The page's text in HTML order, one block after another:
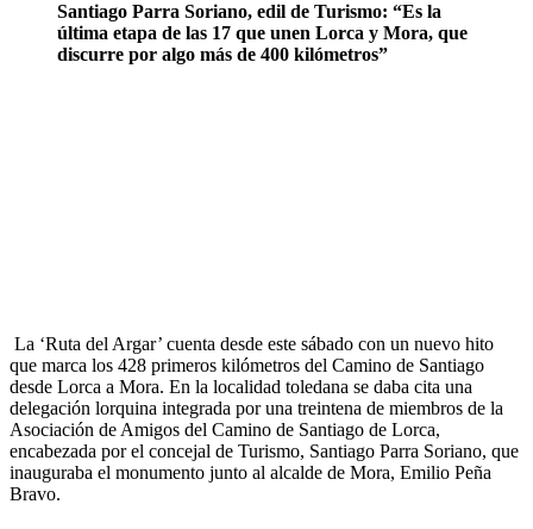
Santiago Parra Soriano, edil de Turismo: “Es la
última etapa de las 17 que unen Lorca y Mora, que
discurre por algo más de 400 kilómetros”
La ‘Ruta del Argar’ cuenta desde este sábado con un nuevo hito
que marca los 428 primeros kilómetros del Camino de Santiago
desde Lorca a Mora. En la localidad toledana se daba cita una
delegación lorquina integrada por una treintena de miembros de la
Asociación de Amigos del Camino de Santiago de Lorca,
encabezada por el concejal de Turismo, Santiago Parra Soriano, que
inauguraba el monumento junto al alcalde de Mora, Emilio Peña
Bravo.